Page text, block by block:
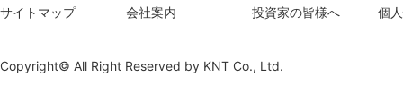
サイトマップ 会社案内 投資家の皆様へ 個
Copyright© All Right Reserved by KNT Co., Ltd.